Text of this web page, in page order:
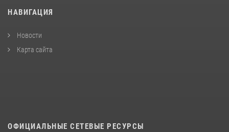
НАВИГАЦИЯ
Новости
Карта сайта
ОФИЦИАЛЬНЫЕ СЕТЕВЫЕ РЕСУРСЫ